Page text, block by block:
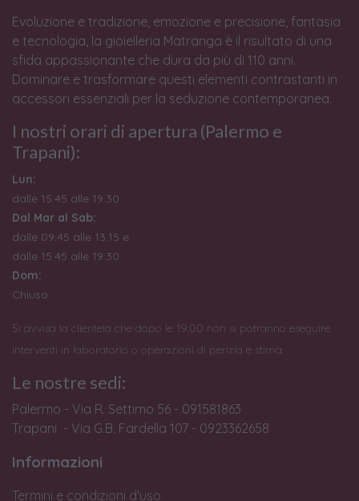
Evoluzione e tradizione, emozione e precisione, fantasia
e tecnologia, la gioielleria Matranga è il risultato di una
sfida appassionante che dura da più di 110 anni.
Dominare e trasformare questi elementi contrastanti in
accessori essenziali per la seduzione contemporanea.
I nostri orari di apertura (Palermo e
Trapani):
Lun:
dalle 15:45 alle 19:30
Dal Mar al Sab:
dalle 09:45 alle 13:15 e
dalle 15:45 alle 19:30
Dom:
Chiuso
Si avvisa la clientela che dopo le 19:00 non si potranno eseguire
interventi in laboratorio o operazioni di perizia e stima.
Le nostre sedi:
Palermo - Via R. Settimo 56 - 091581863
Trapani - Via G.B. Fardella 107 - 0923362658
Informazioni
Termini e condizioni d'uso